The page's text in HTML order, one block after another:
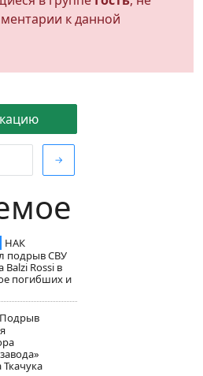
→
НАК
подрыв СВУ
Balzi Rossi в
погибших и
Подрыв
к данной